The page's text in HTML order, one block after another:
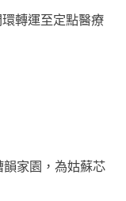
轉運至定點醫療
家園，為姑蘇芯